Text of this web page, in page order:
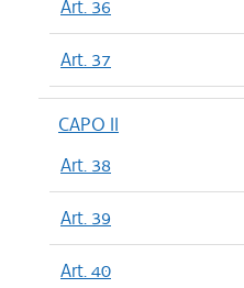
Art. 36
Art. 37
CAPO II
Art. 38
Art. 39
Art. 40